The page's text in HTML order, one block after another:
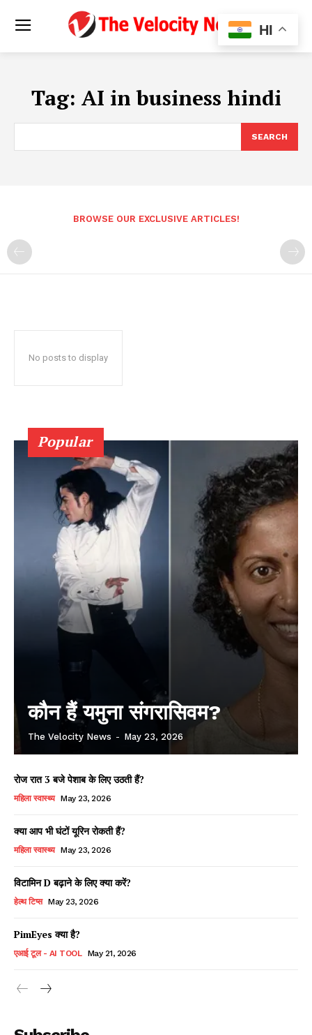
Tag: AI in business hindi
SEARCH
BROWSE OUR EXCLUSIVE ARTICLES!
No posts to display
Popular
कौन हैं यमुना संगरासिवम?
The Velocity News - May 23, 2026
रोज रात 3 बजे पेशाब के लिए उठती हैं?
महिला स्वास्थ्य May 23, 2026
क्या आप भी घंटों यूरिन रोकती हैं?
महिला स्वास्थ्य May 23, 2026
विटामिन D बढ़ाने के लिए क्या करें?
हेल्थ टिप्स May 23, 2026
PimEyes क्या है?
एआई टूल - AI TOOL May 21, 2026
HI